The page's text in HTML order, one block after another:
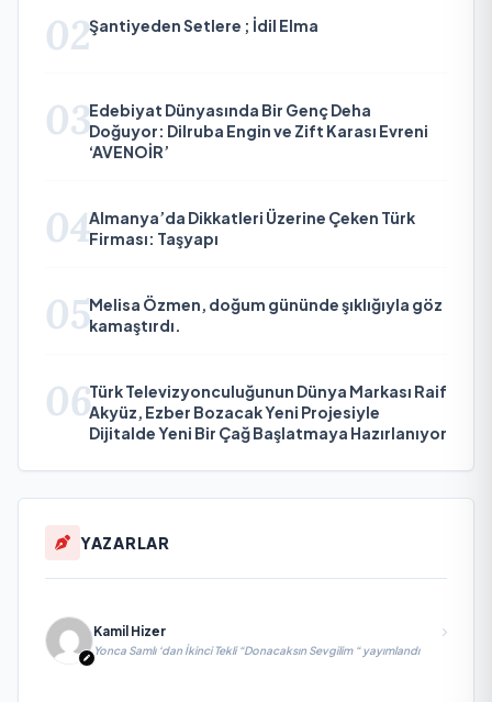
02Şantiyeden Setlere ; İdil Elma
03Edebiyat Dünyasında Bir Genç Deha
Doğuyor: Dilruba Engin ve Zift Karası Evreni
‘AVENOİR’
04Almanya’da Dikkatleri Üzerine Çeken Türk
Firması: Taşyapı
05Melisa Özmen, doğum gününde şıklığıyla göz
kamaştırdı.
06Türk Televizyonculuğunun Dünya Markası Raif
Akyüz, Ezber Bozacak Yeni Projesiyle
Dijitalde Yeni Bir Çağ Başlatmaya Hazırlanıyor
YAZARLAR
Kamil Hizer
Yonca Samlı ‘dan İkinci Tekli “Donacaksın Sevgilim “ yayımlandı